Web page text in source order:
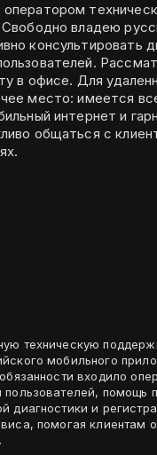
владею
консультировать
как удаленный формат
в офисе. Для
место: имеется
интернет и
общаться с
техническую
мобильного
входило
пользователей, помощь
диагностики и
помогая клиентам